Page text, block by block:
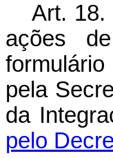
Art. 18.
ações
pela
da
pelo